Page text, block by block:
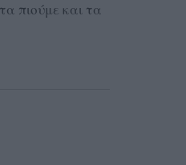
πιούμε και τα